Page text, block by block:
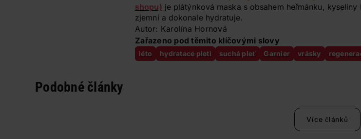
shopu) je plátýnková maska s obsahem heřmánku,
zjemní a dokonale hydratuje.
Autor: Karolína Hornová
Zařazeno pod těmito klíčovými slovy
léto hydratace pleti suchá pleť Garnier vrásky
Podobné články
Více článků